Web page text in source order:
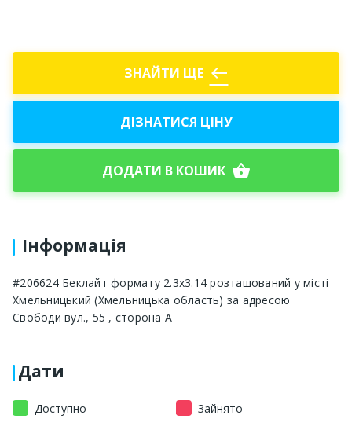
ЗНАЙТИ ЩЕ west
ДІЗНАТИСЯ ЦІНУ
ДОДАТИ В КОШИК shopping_basket
Інформація
#206624 Беклайт формату 2.3x3.14 розташований у місті
Хмельницький (Хмельницька область) за адресою
Свободи вул., 55 , сторона A
Дати
Доступно
Зайнято